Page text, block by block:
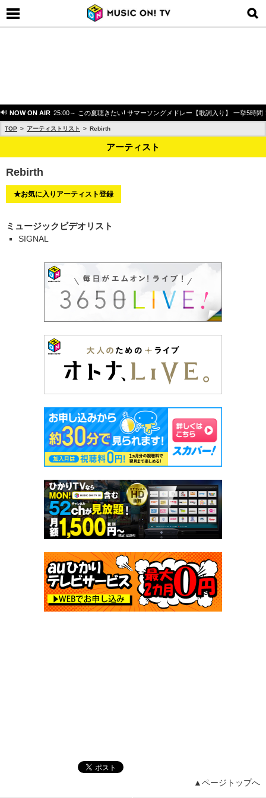
NOW ON AIR 25:00～ この夏聴きたい! サマーソングメドレー【歌詞入り】 一挙5時間
TOP アーティストリスト Rebirth
アーティスト
Rebirth
★お気に入りアーティスト登録
ミュージックビデオリスト
SIGNAL
▲ページトップへ